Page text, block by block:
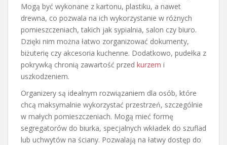
Mogą być wykonane z kartonu, plastiku, a nawet
drewna, co pozwala na ich wykorzystanie w różnych
pomieszczeniach, takich jak sypialnia, salon czy biuro.
Dzięki nim można łatwo zorganizować dokumenty,
biżuterię czy akcesoria kuchenne. Dodatkowo, pudełka z
pokrywką chronią zawartość przed kurzem i
uszkodzeniem.
Organizery są idealnym rozwiązaniem dla osób, które
chcą maksymalnie wykorzystać przestrzeń, szczególnie
w małych pomieszczeniach. Mogą mieć formę
segregatorów do biurka, specjalnych wkładek do szuflad
lub uchwytów na ściany. Pozwalają na łatwy dostęp do